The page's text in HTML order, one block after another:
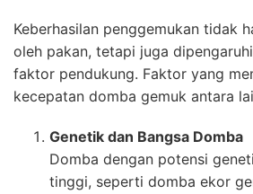
Keberhasilan penggemukan tidak
oleh pakan, tetapi juga
faktor pendukung. Faktor yang
kecepatan domba gemuk antara
Genetik dan Bangsa Domba
Domba dengan potensi
tinggi, seperti domba ekor